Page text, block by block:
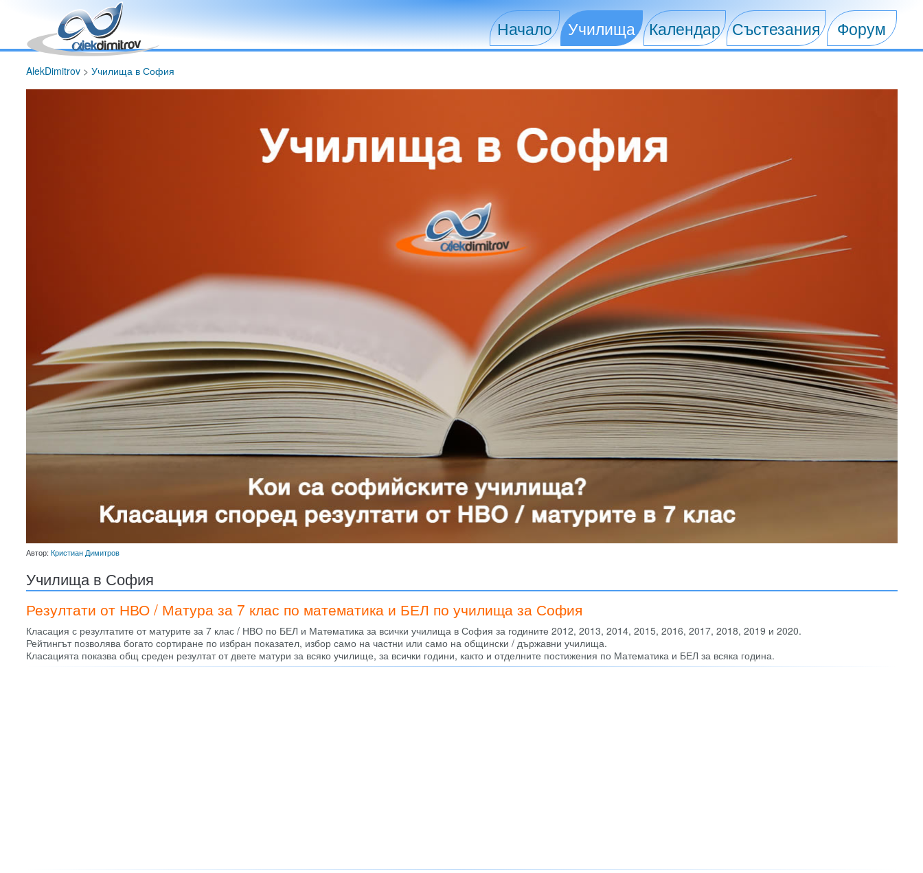
Начало Училища Календар Състезания Форум
AlekDimitrov> Училища в София
Автор:Кристиан Димитров
Училища в София
Резултати от НВО / Матура за 7 клас по математика и БЕЛ по училища за София
Класация с резултатите от матурите за 7 клас / НВО по БЕЛ и Математика за всички училища в София за годините 2012, 2013, 2014, 2015, 2016, 2017, 2018, 2019 и 2020.
Рейтингът позволява богато сортиране по избран показател, избор само на частни или само на общински / държавни училища.
Класацията показва общ среден резултат от двете матури за всяко училище, за всички години, както и отделните постижения по Математика и БЕЛ за всяка година.